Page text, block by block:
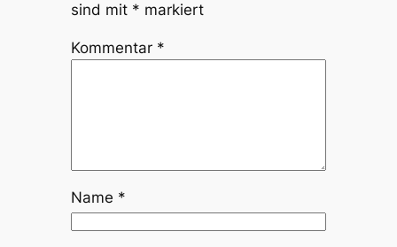
sind mit * markiert
Kommentar *
Name *